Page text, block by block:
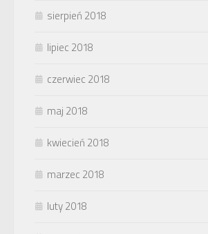
sierpień 2018
lipiec 2018
czerwiec 2018
maj 2018
kwiecień 2018
marzec 2018
luty 2018